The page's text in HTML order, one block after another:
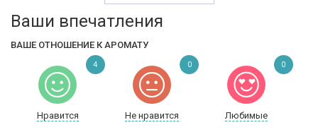
мужчин и женщин, как и большинство ароматов у Jo
Malone - он принадлежит к группе цветочные.
Ваши впечатления
ВАШЕ ОТНОШЕНИЕ К АРОМАТУ
Нравится Не нравится Любимые
4 0 0